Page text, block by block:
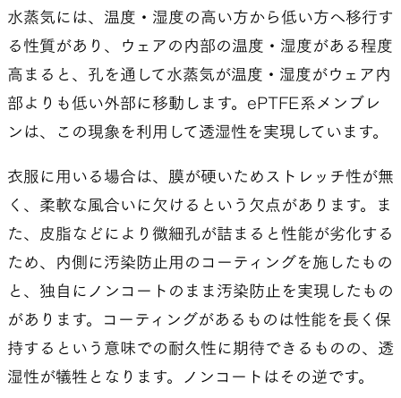
水蒸気には、温度・湿度の高い方から低い方へ移行す
る性質があり、ウェアの内部の温度・湿度がある程度
高まると、孔を通して水蒸気が温度・湿度がウェア内
部よりも低い外部に移動します。ePTFE系メンブレ
ンは、この現象を利用して透湿性を実現しています。
衣服に用いる場合は、膜が硬いためストレッチ性が無
く、柔軟な風合いに欠けるという欠点があります。ま
た、皮脂などにより微細孔が詰まると性能が劣化する
ため、内側に汚染防止用のコーティングを施したもの
と、独自にノンコートのまま汚染防止を実現したもの
があります。コーティングがあるものは性能を長く保
持するという意味での耐久性に期待できるものの、透
湿性が犠牲となります。ノンコートはその逆です。